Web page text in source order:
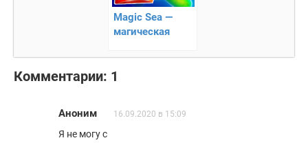
Magic Sea —
магическая
Комментарии: 1
Аноним 16.09.2020 в 15:09
Я не могу с